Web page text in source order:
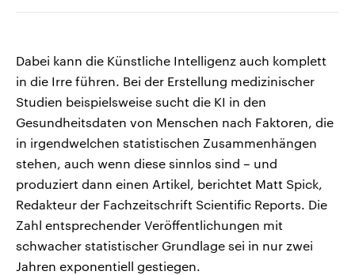
Dabei kann die Künstliche Intelligenz auch komplett
in die Irre führen. Bei der Erstellung medizinischer
Studien beispielsweise sucht die KI in den
Gesundheitsdaten von Menschen nach Faktoren, die
in irgendwelchen statistischen Zusammenhängen
stehen, auch wenn diese sinnlos sind – und
produziert dann einen Artikel, berichtet Matt Spick,
Redakteur der Fachzeitschrift Scientific Reports. Die
Zahl entsprechender Veröffentlichungen mit
schwacher statistischer Grundlage sei in nur zwei
Jahren exponentiell gestiegen.